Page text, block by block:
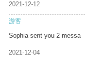
2021-12-12
游客
Sophia sent you 2 messa
2021-12-04